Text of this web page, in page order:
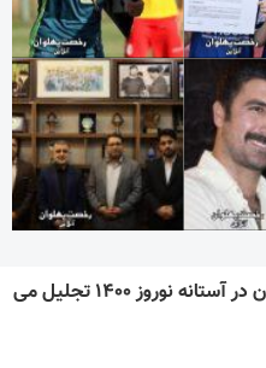
توسط علی اصغر قیصری از هنرمندان در آستانه نوروز ۱۴۰۰ تجلیل می